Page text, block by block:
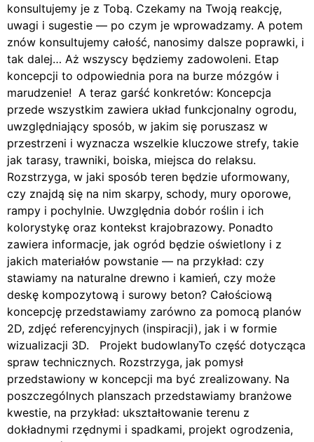
konsultujemy je z Tobą. Czekamy na Twoją reakcję,
uwagi i sugestie — po czym je wprowadzamy. A potem
znów konsultujemy całość, nanosimy dalsze poprawki, i
tak dalej… Aż wszyscy będziemy zadowoleni. Etap
koncepcji to odpowiednia pora na burze mózgów i
marudzenie! A teraz garść konkretów: Koncepcja
przede wszystkim zawiera układ funkcjonalny ogrodu,
uwzględniający sposób, w jakim się poruszasz w
przestrzeni i wyznacza wszelkie kluczowe strefy, takie
jak tarasy, trawniki, boiska, miejsca do relaksu.
Rozstrzyga, w jaki sposób teren będzie uformowany,
czy znajdą się na nim skarpy, schody, mury oporowe,
rampy i pochylnie. Uwzględnia dobór roślin i ich
kolorystykę oraz kontekst krajobrazowy. Ponadto
zawiera informacje, jak ogród będzie oświetlony i z
jakich materiałów powstanie — na przykład: czy
stawiamy na naturalne drewno i kamień, czy może
deskę kompozytową i surowy beton? Całościową
koncepcję przedstawiamy zarówno za pomocą planów
2D, zdjęć referencyjnych (inspiracji), jak i w formie
wizualizacji 3D. Projekt budowlanyTo część dotycząca
spraw technicznych. Rozstrzyga, jak pomysł
przedstawiony w koncepcji ma być zrealizowany. Na
poszczególnych planszach przedstawiamy branżowe
kwestie, na przykład: ukształtowanie terenu z
dokładnymi rzędnymi i spadkami, projekt ogrodzenia,